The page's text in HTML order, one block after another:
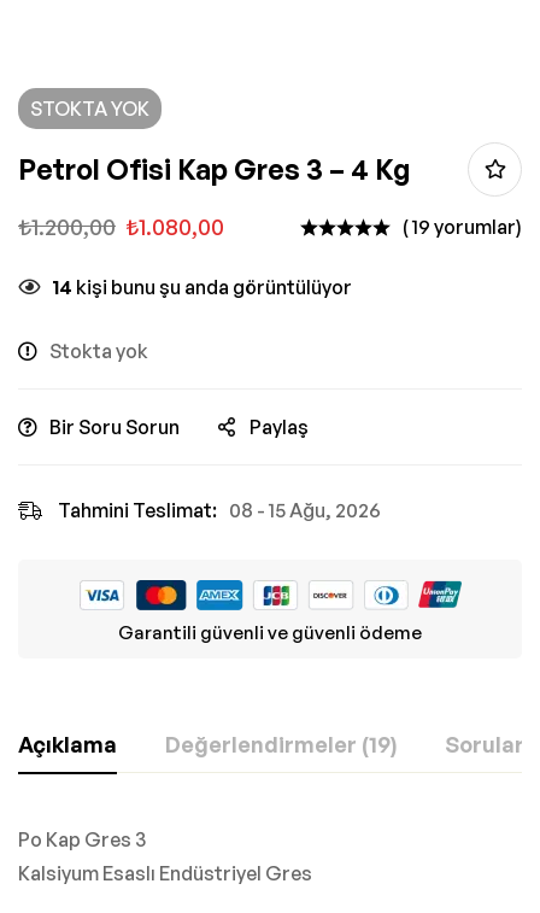
STOKTA YOK
Petrol Ofisi Kap Gres 3 – 4 Kg
₺1.200,00 ₺1.080,00 ( 19 yorumlar)
14 kişi bunu şu anda görüntülüyor
Stokta yok
Bir Soru Sorun Paylaş
Tahmini Teslimat: 08 - 15 Ağu, 2026
Garantili güvenli ve güvenli ödeme
Açıklama Değerlendirmeler (19) Sorular
Po Kap Gres 3
Kalsiyum Esaslı Endüstriyel Gres